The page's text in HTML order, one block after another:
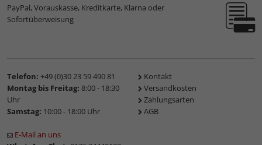
PayPal, Vorauskasse, Kreditkarte, Klarna oder
Sofortüberweisung
Telefon: +49 (0)30 23 59 490 81
Montag bis Freitag: 8:00 - 18:30
Uhr
Samstag: 10:00 - 18:00 Uhr
E-Mail an uns
Kontakt
Versandkosten
Zahlungsarten
AGB